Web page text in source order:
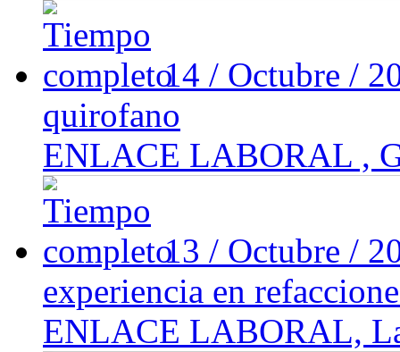
14 / Octubre /
quirofano
ENLACE LABORAL ,
13 / Octubre /
experiencia en
ENLACE LABORAL,